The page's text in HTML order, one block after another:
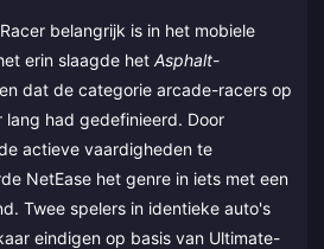
belangrijk is in het mobiele
erin slaagde het Asphalt-
dat de categorie arcade-racers op
lang had gedefinieerd. Door
actieve vaardigheden te
NetEase het genre in iets met een
Twee spelers in identieke auto's
eindigen op basis van Ultimate-